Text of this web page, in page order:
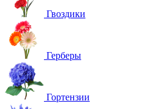
Гвоздики
Герберы
Гортензии